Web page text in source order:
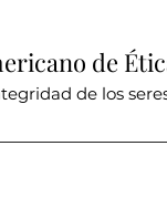
de
de los